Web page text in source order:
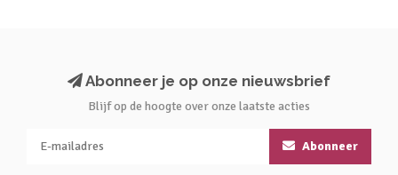
Abonneer je op onze nieuwsbrief
Blijf op de hoogte over onze laatste acties
Abonneer